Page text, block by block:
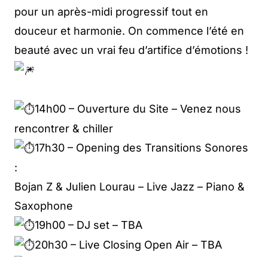
pour un après-midi progressif tout en
douceur et harmonie. On commence l’été en
beauté avec un vrai feu d’artifice d’émotions !
14h00 – Ouverture du Site – Venez nous
rencontrer & chiller
17h30 – Opening des Transitions Sonores
:
Bojan Z & Julien Lourau – Live Jazz – Piano &
Saxophone
19h00 – DJ set – TBA
20h30 – Live Closing Open Air – TBA